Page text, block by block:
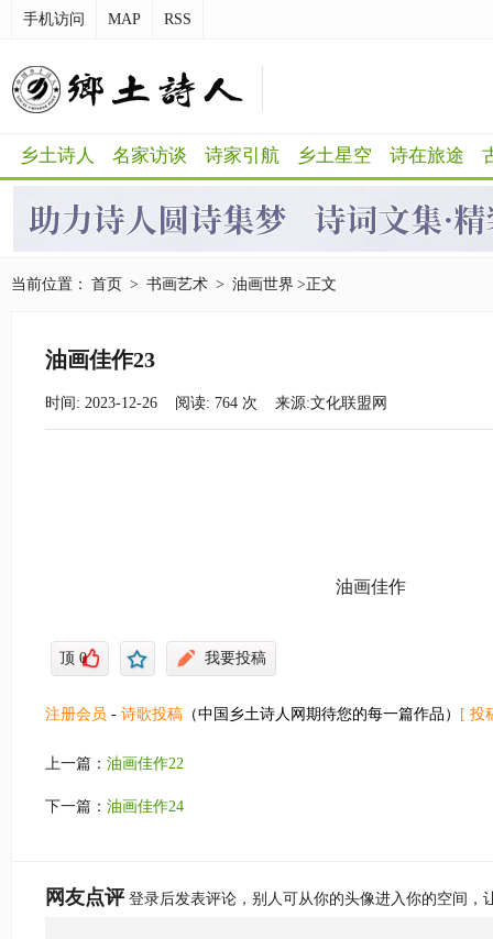
手机访问 MAP RSS
乡土诗人 名家访谈 诗家引航 乡土星空 诗在旅途
当前位置： 首页 > 书画艺术 > 油画世界 >正文
油画佳作23
时间: 2023-12-26 阅读: 764 次 来源:文化联盟网
油画佳作
顶0 我要投稿
注册会员 - 诗歌投稿 （中国乡土诗人网期待您的每一篇作品） [ 投
上一篇： 油画佳作22
下一篇： 油画佳作24
网友点评登录后发表评论，别人可从你的头像进入你的空间，